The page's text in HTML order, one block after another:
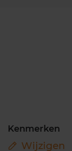
Kenmerken
Wijzigen